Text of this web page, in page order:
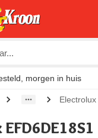
morgen in huis
Electrolux